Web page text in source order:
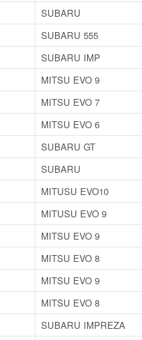
SUBARU
SUBARU 555
SUBARU IMP
MITSU EVO 9
MITSU EVO 7
MITSU EVO 6
SUBARU GT
SUBARU
MITUSU EVO10
MITUSU EVO 9
MITSU EVO 9
MITSU EVO 8
MITSU EVO 9
MITSU EVO 8
SUBARU IMPREZA